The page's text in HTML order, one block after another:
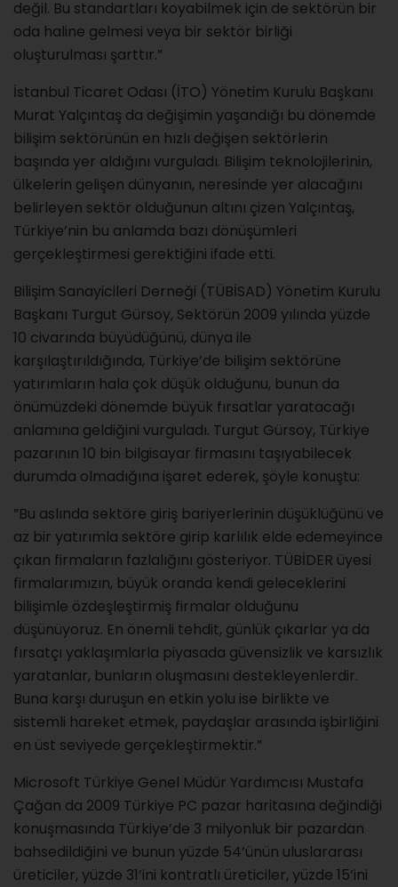
değil. Bu standartları koyabilmek için de sektörün bir
oda haline gelmesi veya bir sektör birliği
oluşturulması şarttır.”
İstanbul Ticaret Odası (İTO) Yönetim Kurulu Başkanı
Murat Yalçıntaş da değişimin yaşandığı bu dönemde
bilişim sektörünün en hızlı değişen sektörlerin
başında yer aldığını vurguladı. Bilişim teknolojilerinin,
ülkelerin gelişen dünyanın, neresinde yer alacağını
belirleyen sektör olduğunun altını çizen Yalçıntaş,
Türkiye’nin bu anlamda bazı dönüşümleri
gerçekleştirmesi gerektiğini ifade etti.
Bilişim Sanayicileri Derneği (TÜBİSAD) Yönetim Kurulu
Başkanı Turgut Gürsoy, Sektörün 2009 yılında yüzde
10 civarında büyüdüğünü, dünya ile
karşılaştırıldığında, Türkiye’de bilişim sektörüne
yatırımların hala çok düşük olduğunu, bunun da
önümüzdeki dönemde büyük fırsatlar yaratacağı
anlamına geldiğini vurguladı. Turgut Gürsoy, Türkiye
pazarının 10 bin bilgisayar firmasını taşıyabilecek
durumda olmadığına işaret ederek, şöyle konuştu:
”Bu aslında sektöre giriş bariyerlerinin düşüklüğünü ve
az bir yatırımla sektöre girip karlılık elde edemeyince
çıkan firmaların fazlalığını gösteriyor. TÜBİDER üyesi
firmalarımızın, büyük oranda kendi geleceklerini
bilişimle özdeşleştirmiş firmalar olduğunu
düşünüyoruz. En önemli tehdit, günlük çıkarlar ya da
fırsatçı yaklaşımlarla piyasada güvensizlik ve karsızlık
yaratanlar, bunların oluşmasını destekleyenlerdir.
Buna karşı duruşun en etkin yolu ise birlikte ve
sistemli hareket etmek, paydaşlar arasında işbirliğini
en üst seviyede gerçekleştirmektir.”
Microsoft Türkiye Genel Müdür Yardımcısı Mustafa
Çağan da 2009 Türkiye PC pazar haritasına değindiği
konuşmasında Türkiye’de 3 milyonluk bir pazardan
bahsedildiğini ve bunun yüzde 54’ünün uluslararası
üreticiler, yüzde 31’ini kontratlı üreticiler, yüzde 15’ini